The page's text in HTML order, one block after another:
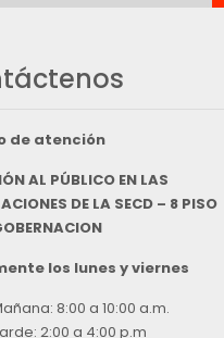
de atención
AL PÚBLICO EN LAS
DE LA SECD – 8 PISO
los lunes y viernes
8:00 a 10:00 a.m.
2:00 a 4:00 p.m